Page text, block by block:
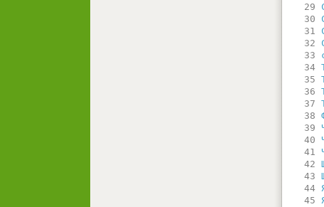
  29
  30
  31
  32
  33
  34
  35
  36
  37
  38
  39
  40
  41
  42
  43
  44
  45